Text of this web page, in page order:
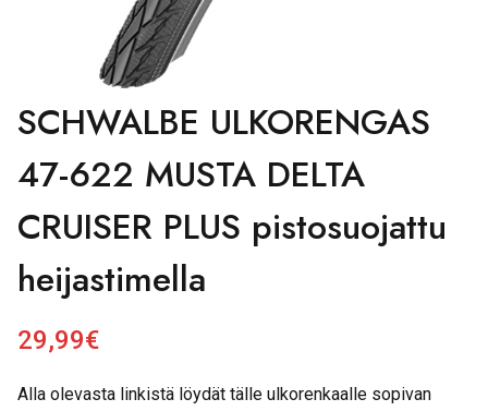
SCHWALBE ULKORENGAS
47-622 MUSTA DELTA
CRUISER PLUS pistosuojattu
heijastimella
29,99€
Alla olevasta linkistä löydät tälle ulkorenkaalle sopivan